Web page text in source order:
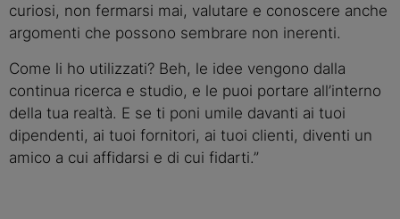
curiosi, non fermarsi mai, valutare e conoscere anche
argomenti che possono sembrare non inerenti.
Come li ho utilizzati? Beh, le idee vengono dalla
continua ricerca e studio, e le puoi portare all’interno
della tua realtà. E se ti poni umile davanti ai tuoi
dipendenti, ai tuoi fornitori, ai tuoi clienti, diventi un
amico a cui affidarsi e di cui fidarti.”